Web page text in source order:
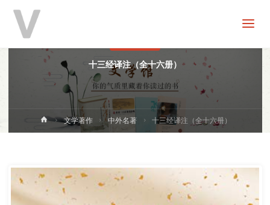
十三经译注（全十六册）
首
页
文学著作 中外名著 十三经译注（全十六册）